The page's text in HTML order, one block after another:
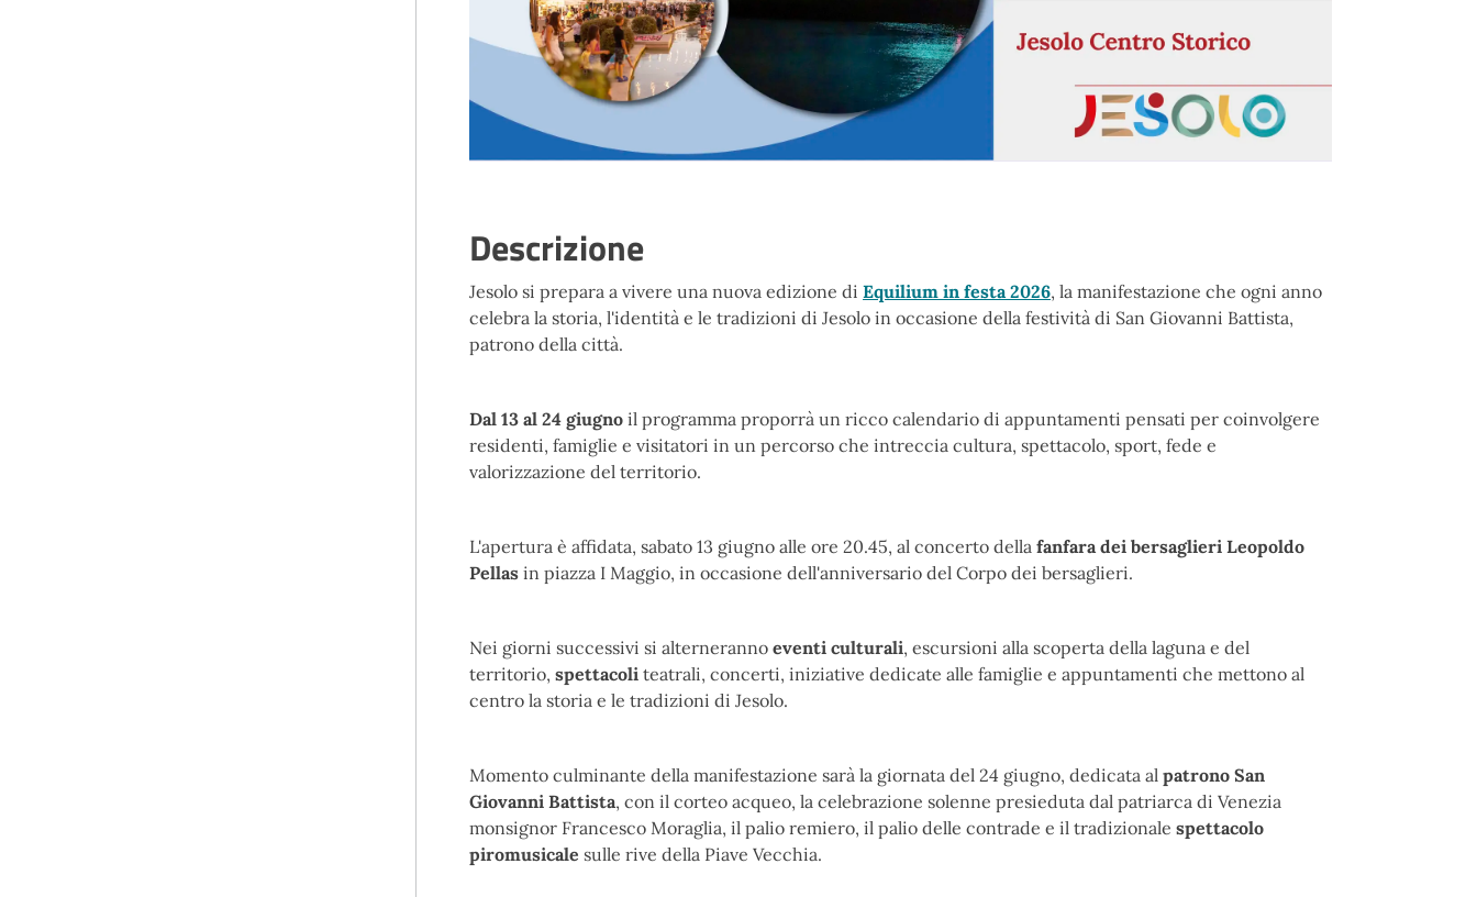
Descrizione
Jesolo si prepara a vivere una nuova edizione di Equilium in festa 2026, la manifestazione che ogni anno
celebra la storia, l'identità e le tradizioni di Jesolo in occasione della festività di San Giovanni Battista,
patrono della città.
Dal 13 al 24 giugno il programma proporrà un ricco calendario di appuntamenti pensati per coinvolgere
residenti, famiglie e visitatori in un percorso che intreccia cultura, spettacolo, sport, fede e
valorizzazione del territorio.
L'apertura è affidata, sabato 13 giugno alle ore 20.45, al concerto della fanfara dei bersaglieri Leopoldo
Pellas in piazza I Maggio, in occasione dell'anniversario del Corpo dei bersaglieri.
Nei giorni successivi si alterneranno eventi culturali, escursioni alla scoperta della laguna e del
territorio, spettacoli teatrali, concerti, iniziative dedicate alle famiglie e appuntamenti che mettono al
centro la storia e le tradizioni di Jesolo.
Momento culminante della manifestazione sarà la giornata del 24 giugno, dedicata al patrono San
Giovanni Battista, con il corteo acqueo, la celebrazione solenne presieduta dal patriarca di Venezia
monsignor Francesco Moraglia, il palio remiero, il palio delle contrade e il tradizionale spettacolo
piromusicale sulle rive della Piave Vecchia.